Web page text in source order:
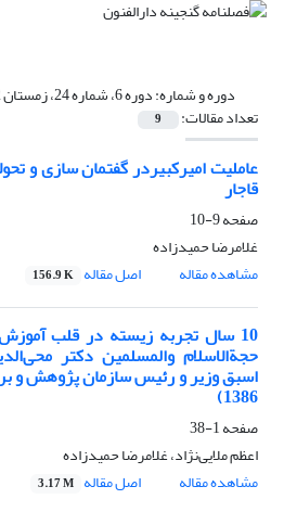
دوره و شماره:دوره 6، شماره 24، زمستان 1402، صفحه 1-128
تعداد مقالات: 9
عاملیت امیرکبیردر گفتمان سازی و
قاجار
صفحه9-10
غلامرضا حمیدزاده
مشاهده مقاله
اصل مقاله 156.9 K
10 سال تجربه زیسته در قلب
حجةالاسلام والمسلمین دکتر
1386)
صفحه1-38
اعظم ملایی‌نژاد، غلامرضا حمیدزاده
مشاهده مقاله
اصل مقاله 3.17 M